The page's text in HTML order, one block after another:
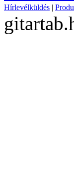
Hírlevélküldés |